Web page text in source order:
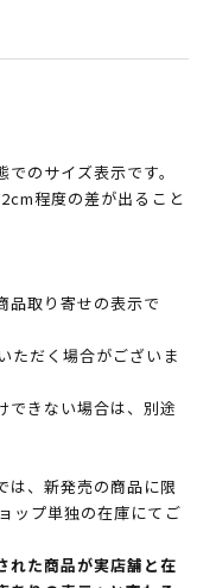
のサイズ表示です。
程度の差が出ること
取り寄せの表示で
ただく場合がございま
できない場合は、別途
は、新発売の商品に限
ップ単独の在庫にてご
た商品が実店舗と在